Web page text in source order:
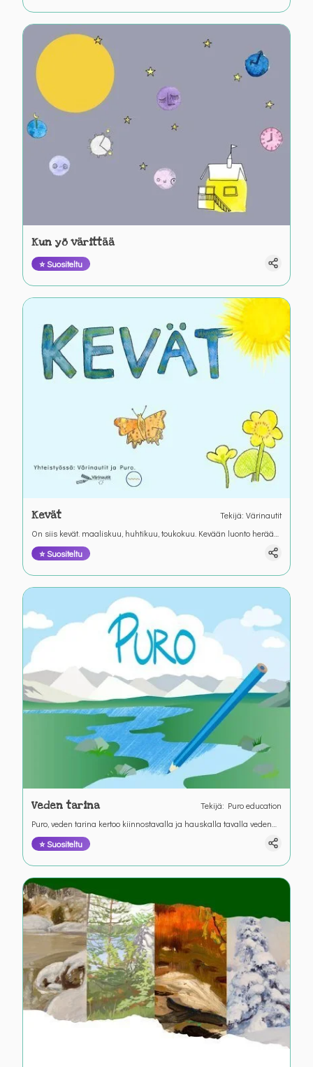
Kun yö värittää
⭐ Suositeltu
Kevät Tekijä: Värinautit
On siis kevät. maaliskuu, huhtikuu, toukokuu. Kevään luonto herää
Värianuttien kirjoitustehtävässä.
⭐ Suositeltu
Veden tarina Tekijä: Puro education
Puro, veden tarina kertoo kiinnostavalla ja hauskalla tavalla veden
kiertokulusta. Osallistu piirtämällä tarinalle kuvitus.
⭐ Suositeltu